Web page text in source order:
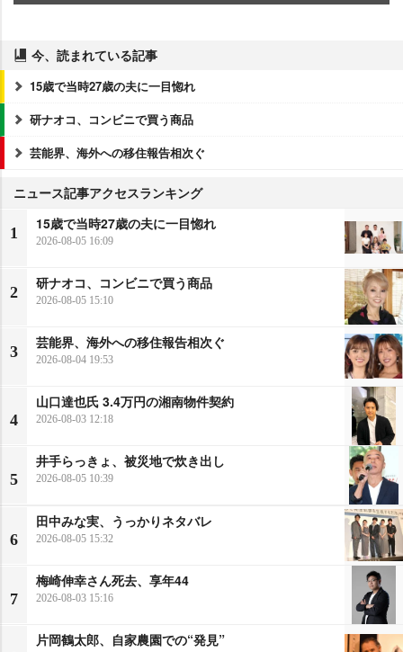
今、読まれている記事
15歳で当時27歳の夫に一目惚れ
研ナオコ、コンビニで買う商品
芸能界、海外への移住報告相次ぐ
ニュース記事アクセスランキング
1
15歳で当時27歳の夫に一目惚れ
2026-08-05 16:09
2
研ナオコ、コンビニで買う商品
2026-08-05 15:10
3
芸能界、海外への移住報告相次ぐ
2026-08-04 19:53
4
山口達也氏 3.4万円の湘南物件契約
2026-08-03 12:18
5
井手らっきょ、被災地で炊き出し
2026-08-05 10:39
6
田中みな実、うっかりネタバレ
2026-08-05 15:32
7
梅崎伸幸さん死去、享年44
2026-08-03 15:16
片岡鶴太郎、自家農園での“発見”